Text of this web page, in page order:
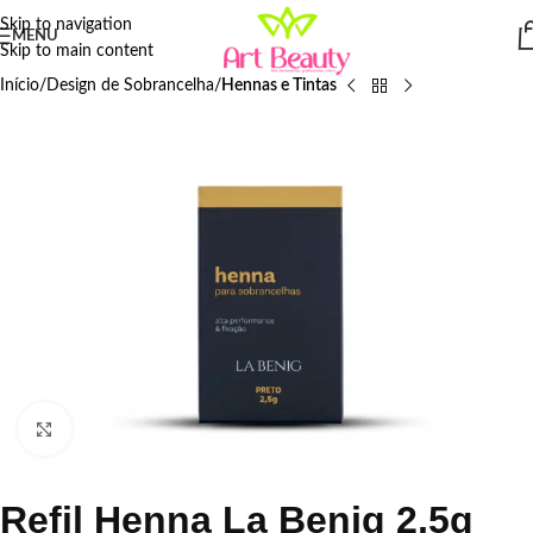
Skip to navigation
Skip to main content
MENU
Início Design de Sobrancelha Hennas e Tintas
Click to enlarge
Refil Henna La Benig 2,5g